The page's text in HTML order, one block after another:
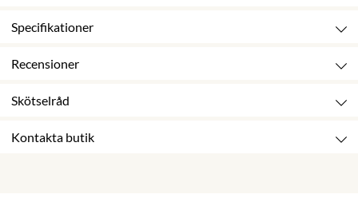
Specifikationer
Recensioner
Skötselråd
Kontakta butik